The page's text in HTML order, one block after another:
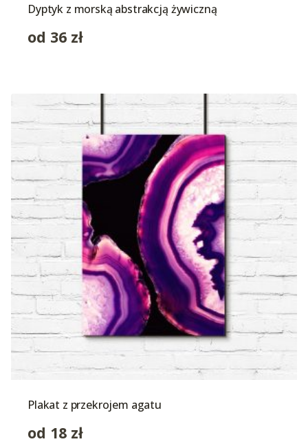
Dyptyk z morską abstrakcją żywiczną
od 36 zł
Plakat z przekrojem agatu
od 18 zł